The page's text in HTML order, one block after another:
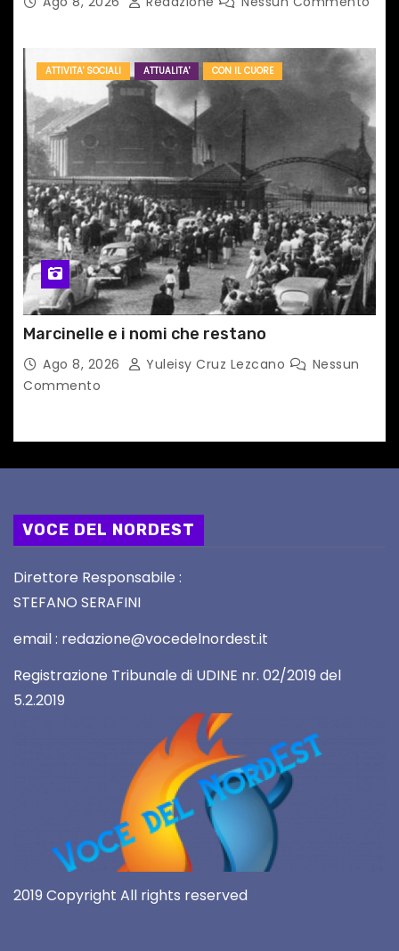
ATTIVITA' SOCIALI ATTUALITA' CON IL CUORE
Marcinelle e i nomi che restano
Ago 8, 2026 Yuleisy Cruz Lezcano
Nessun
Commento
VOCE DEL NORDEST
Direttore Responsabile :
STEFANO SERAFINI
email : redazione@vocedelnordest.it
Registrazione Tribunale di UDINE nr. 02/2019 del
5.2.2019
2019 Copyright All rights reserved